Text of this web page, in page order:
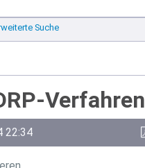
Suche
Verfahren
22:34